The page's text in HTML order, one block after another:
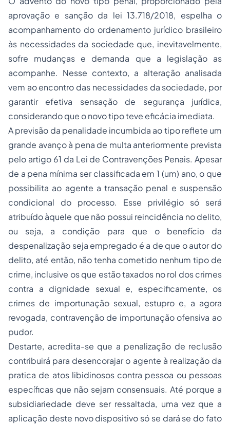
aprovação e sanção da lei 13.718/2018, espelha o
acompanhamento do ordenamento jurídico brasileiro
às necessidades da sociedade que, inevitavelmente,
sofre mudanças e demanda que a legislação as
acompanhe. Nesse contexto, a alteração analisada
vem ao encontro das necessidades da sociedade, por
garantir efetiva sensação de segurança jurídica,
considerando que o novo tipo teve eficácia imediata.
A previsão da penalidade incumbida ao tipo reflete um
grande avanço à pena de multa anteriormente prevista
pelo artigo 61 da Lei de Contravenções Penais. Apesar
de a pena mínima ser classificada em 1 (um) ano, o que
possibilita ao agente a transação penal e suspensão
condicional do processo. Esse privilégio só será
atribuído àquele que não possui reincidência no delito,
ou seja, a condição para que o benefício da
despenalização seja empregado é a de que o autor do
delito, até então, não tenha cometido nenhum tipo de
crime, inclusive os que estão taxados no rol dos crimes
contra a dignidade sexual e, especificamente, os
crimes de importunação sexual, estupro e, a agora
revogada, contravenção de importunação ofensiva ao
pudor.
Destarte, acredita-se que a penalização de reclusão
contribuirá para desencorajar o agente à realização da
pratica de atos libidinosos contra pessoa ou pessoas
específicas que não sejam consensuais. Até porque a
subsidiariedade deve ser ressaltada, uma vez que a
aplicação deste novo dispositivo só se dará se do fato